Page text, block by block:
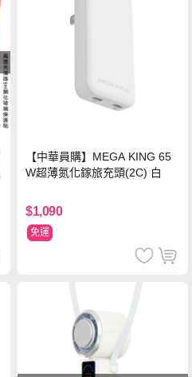
【中華員購】MEGA KING 65
W超薄氮化鎵旅充頭(2C) 白
$1,090
免運